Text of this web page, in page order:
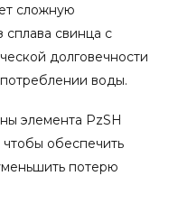
сложную
свинца с
долговечности
воды.
элемента PzSH
обеспечить
потерю